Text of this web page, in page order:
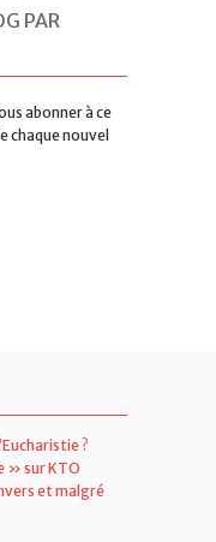
PAR
abonner à ce
chaque nouvel
?
» sur KTO
et malgré